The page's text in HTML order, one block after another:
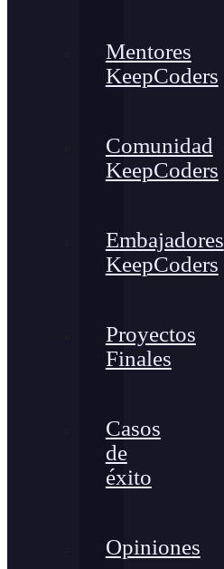
Mentores
KeepCoders
Comunidad
KeepCoders
Embajadores
KeepCoders
Proyectos
Finales
Casos
de
éxito
Opiniones